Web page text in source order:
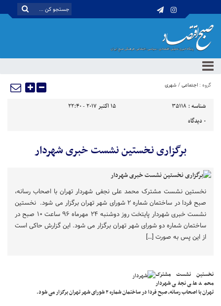
گروه : اجتماعی/شهری
شناسه : 35118
15 اکتبر 2017 - 22:40
0 دیدگاه
برگزاری نخستین نشست خبری شهردار
نخستین نشست مشترک محمد علی نجفی شهردار تهران با اصحاب رسانه،
صبح فردا در ساختمان شماره ۲ شورای شهر تهران برگزار می شود. نخستین
نشست خبری شهردار پایتخت روز دوشنبه ۲۴ مهرماه ۹۶ ساعت ۱۰ صبح در
ساختمان شماره دو شورای شهر تهران برگزار می شود. این گزارش حاکی است
از این پس به صورت […]
نخستین نشست مشترک
محمد علی نجفی شهردار
تهران با اصحاب رسانه، صبح فردا در ساختمان شماره ۲ شورای شهر تهران برگزار می شود.